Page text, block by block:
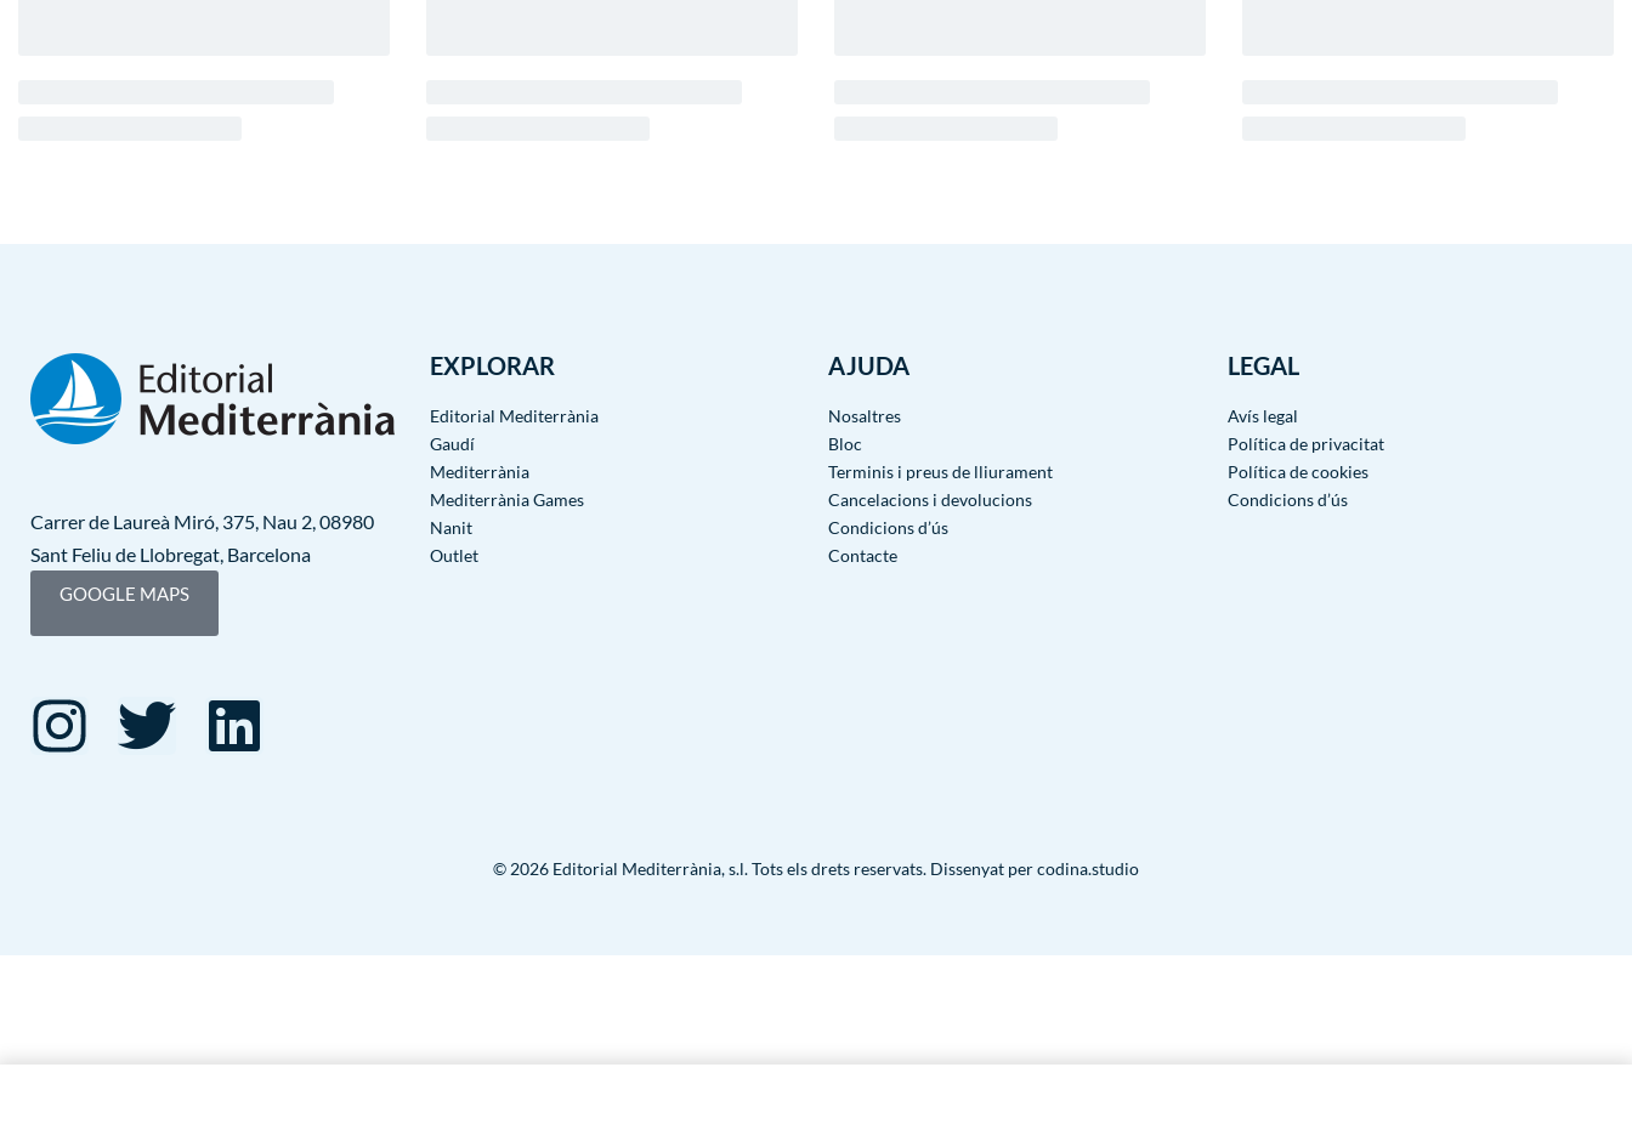
Carrer de Laureà Miró, 375, Nau 2, 08980
Sant Feliu de Llobregat, Barcelona
GOOGLE MAPS
EXPLORAR
Editorial Mediterrània
Gaudí
Mediterrània
Mediterrània Games
Nanit
Outlet
AJUDA
Nosaltres
Bloc
Terminis i preus de lliurament
Cancelacions i devolucions
Condicions d’ús
Contacte
LEGAL
Avís legal
Política de privacitat
Política de cookies
Condicions d’ús
© 2026 Editorial Mediterrània, s.l. Tots els drets reservats. Dissenyat percodina.studio